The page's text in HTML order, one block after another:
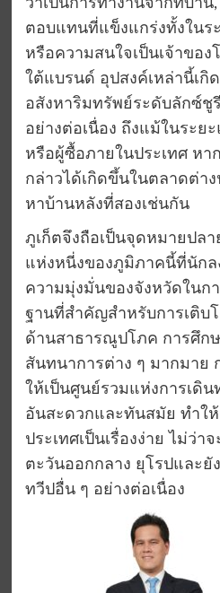
ว่าเป็นการทำงานจากที่บ้าน
ตอบแทนที่แข็งแกร่งทั้งในร
หรือความสนใจเป็นเจ้าของ
ใต้แบรนด์ อุปสงค์เหล่านี้เกิ
อสังหาริมทรัพย์ระดับลักซ์ชูรี
อย่างต่อเนื่อง ถึงแม้ในระย
หรือผู้ซื้อภายในประเทศ ห
กล่าวได้เกิดขึ้นในตลาดต่าง
หาบ้านหลังที่สองเช่นกัน
ภูเก็ตจึงถือเป็นจุดหมายปล
แห่งหนี่งของภูมิภาคนี้ที่นักล
ความมุ่งมั่นของจังหวัดในก
ฐานที่สำคัญสำหรับการเติบ
ด้านสาธารณูปโภค การศึก
สันทนาการต่าง ๆ มากมาย
ให้เป็นศูนย์รวมแห่งการเดิ
อันสะดวกและทันสมัย ทำใ
ประเทศเป็นเรื่องง่าย ไม่ว่าจ
ตะวันออกกลาง ยุโรปและยั
ทวีปอื่น ๆ อย่างต่อเนื่อง